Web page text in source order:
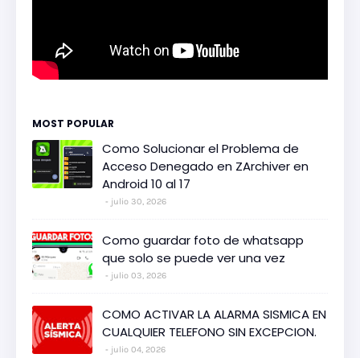
MOST POPULAR
Como Solucionar el Problema de
Acceso Denegado en ZArchiver en
Android 10 al 17
julio 30, 2026
Como guardar foto de whatsapp
que solo se puede ver una vez
julio 03, 2026
COMO ACTIVAR LA ALARMA SISMICA EN
CUALQUIER TELEFONO SIN EXCEPCION.
julio 04, 2026